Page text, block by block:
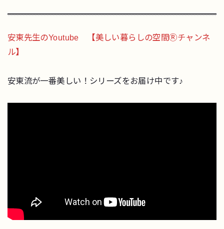
安東先生のYoutube 【美しい暮らしの空間Ⓡチャンネ
ル】
安東流が一番美しい！シリーズをお届け中です♪